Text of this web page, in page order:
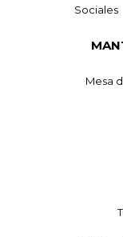
Sociales
Mesa